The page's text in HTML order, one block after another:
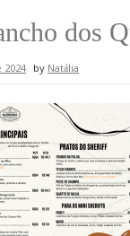
dos
byNatália